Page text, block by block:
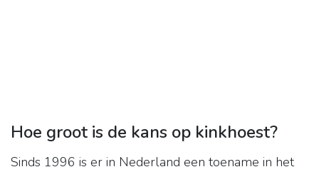
Hoe groot is de kans op kinkhoest?
Sinds 1996 is er in Nederland een toename in het